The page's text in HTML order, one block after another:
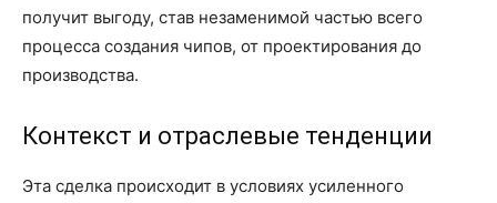
получит выгоду, став незаменимой частью всего
процесса создания чипов, от проектирования до
производства.
Контекст и отраслевые тенденции
Эта сделка происходит в условиях усиленного